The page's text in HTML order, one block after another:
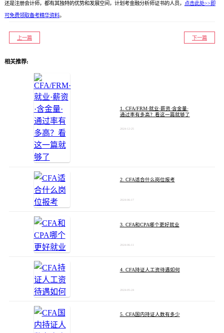
还是注册会计师，都有其独特的优势和发展空间，计划考金融分析师证书的人员， 点击此处>>即
可免费领取备考精华资料。
上一篇 下一篇
相关推荐:
1. CFA/FRM·就业·薪资·含金量·
通过率有多高？看这一篇就够了
2024-12-25
2. CFA适合什么岗位报考
2024-06-17
3. CFA和CPA哪个更好就业
2024-06-11
4. CFA持证人工资待遇如何
2024-05-24
5. CFA国内持证人数有多少